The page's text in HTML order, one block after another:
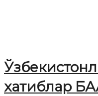
хатиблар